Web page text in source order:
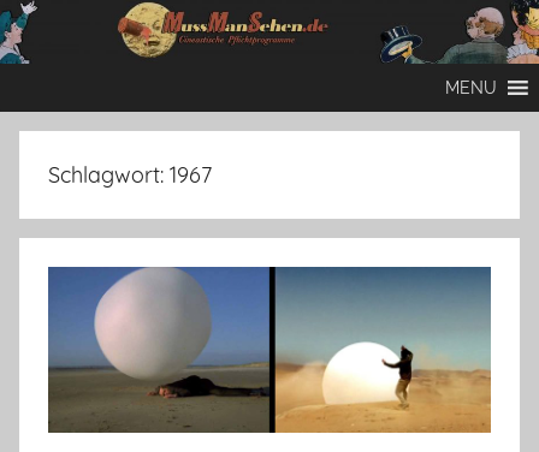
Zum
Inhalt
MENU
Schlagwort: 1967